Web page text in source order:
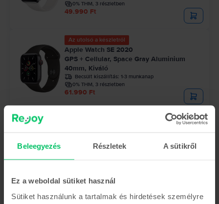
Beleegyezés Részletek A sütikről
Ez a weboldal sütiket használ
Sütiket használunk a tartalmak és hirdetések személyre
0% THM, 3 részletben
49.990 Ft
Az utolsó a készletről
Apple Watch SE 2020
GPS + Cellular, Space Gray Aluminium
40mm, Kiváló
Becsült kiszállítás: 1-3 munkanap
0% THM, 3 részletben
61.990 Ft
GPS, Silver Aluminium 40mm, Újszerű
0% THM, 3 részletben